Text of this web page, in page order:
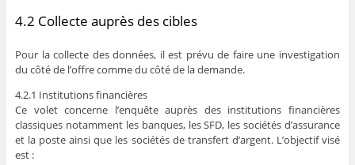
4.2 Collecte auprès des cibles
Pour la collecte des données, il est prévu de faire une investigation
du côté de l’offre comme du côté de la demande.
4.2.1 Institutions financières
Ce volet concerne l’enquête auprès des institutions financières
classiques notamment les banques, les SFD, les sociétés d’assurance
et la poste ainsi que les sociétés de transfert d’argent. L’objectif visé
est :